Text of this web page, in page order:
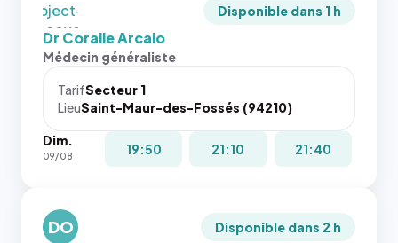
`object-
fit: cover`.
Sans ces
navigateur
pas la
place, et
les trois
dernières
Disponible dans 1 h
Dr Coralie Arcaio
Médecin généraliste
TarifSecteur 1
LieuSaint-Maur-des-Fossés (94210)
Dim.
09/08 19:50 21:10 21:40
DO Disponible dans 2 h
{# 40×40
`.profile-
picture`,